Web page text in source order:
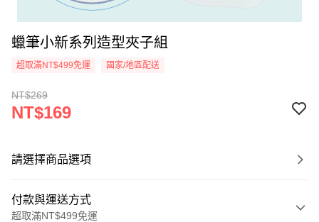
蠟筆小新系列造型夾子組
超取滿NT$499免運 國家/地區配送
NT$269
NT$169
請選擇商品選項
付款與運送方式
超取滿NT$499免運